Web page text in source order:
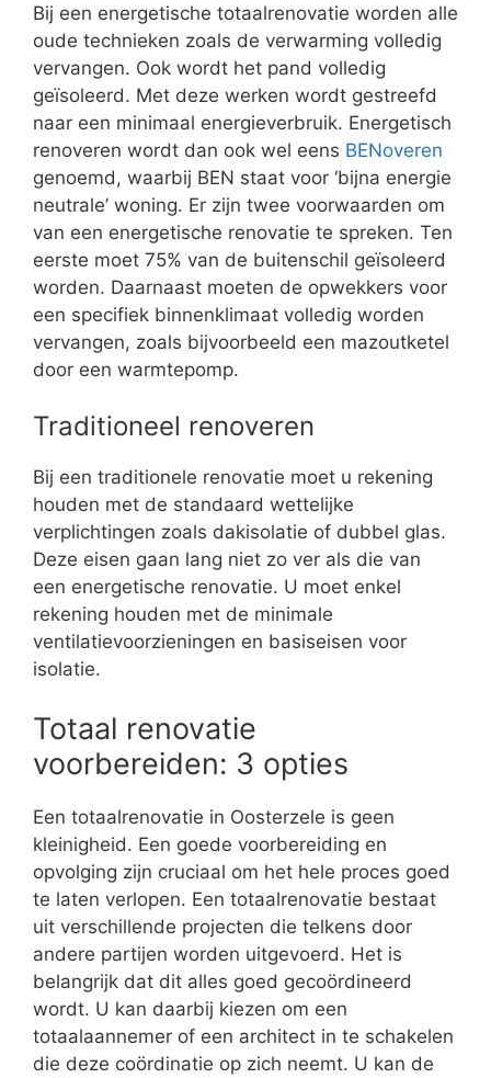
Bij een energetische totaalrenovatie worden alle
oude technieken zoals de verwarming volledig
vervangen. Ook wordt het pand volledig
geïsoleerd. Met deze werken wordt gestreefd
naar een minimaal energieverbruik. Energetisch
renoveren wordt dan ook wel eens BENoveren
genoemd, waarbij BEN staat voor ‘bijna energie
neutrale’ woning. Er zijn twee voorwaarden om
van een energetische renovatie te spreken. Ten
eerste moet 75% van de buitenschil geïsoleerd
worden. Daarnaast moeten de opwekkers voor
een specifiek binnenklimaat volledig worden
vervangen, zoals bijvoorbeeld een mazoutketel
door een warmtepomp.
Traditioneel renoveren
Bij een traditionele renovatie moet u rekening
houden met de standaard wettelijke
verplichtingen zoals dakisolatie of dubbel glas.
Deze eisen gaan lang niet zo ver als die van
een energetische renovatie. U moet enkel
rekening houden met de minimale
ventilatievoorzieningen en basiseisen voor
isolatie.
Totaal renovatie
voorbereiden: 3 opties
Een totaalrenovatie in Oosterzele is geen
kleinigheid. Een goede voorbereiding en
opvolging zijn cruciaal om het hele proces goed
te laten verlopen. Een totaalrenovatie bestaat
uit verschillende projecten die telkens door
andere partijen worden uitgevoerd. Het is
belangrijk dat dit alles goed gecoördineerd
wordt. U kan daarbij kiezen om een
totaalaannemer of een architect in te schakelen
die deze coördinatie op zich neemt. U kan de